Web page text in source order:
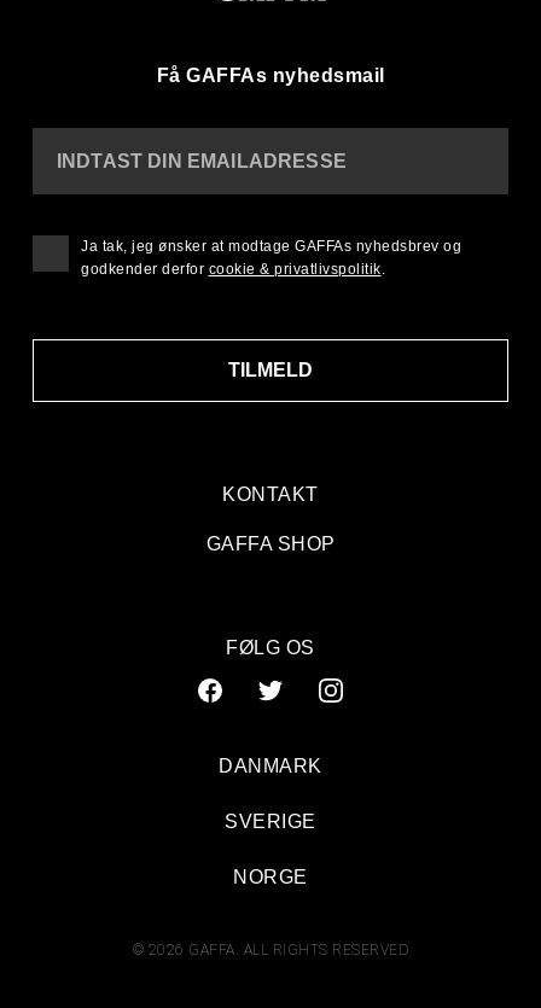
Få GAFFAs nyhedsmail
KONTAKT
GAFFA SHOP
INDTAST DIN EMAILADRESSE
TILMELD
Ja tak, jeg ønsker at modtage GAFFAs nyhedsbrev og
godkender derfor cookie & privatlivspolitik.
FØLG OS
© 2026 GAFFA. ALL RIGHTS RESERVED
DANMARK
SVERIGE
NORGE